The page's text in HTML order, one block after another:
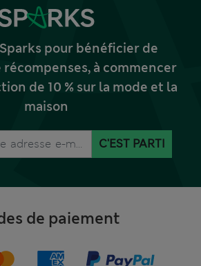
pour bénéficier de
récompenses, à commencer
de 10 % sur la mode et la
maison
C'EST PARTI
de paiement